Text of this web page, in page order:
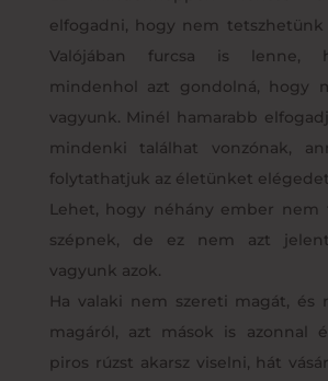
elfogadni, hogy nem
Valójában furcsa is lenne,
mindenhol azt gondolná, hogy
vagyunk. Minél hamarabb
mindenki találhat vonzónak,
folytathatjuk az életünket
Lehet, hogy néhány ember nem
szépnek, de ez nem azt
vagyunk azok.
Ha valaki nem szereti magát, és
magáról, azt mások is azonnal
piros rúzst akarsz viselni, hát